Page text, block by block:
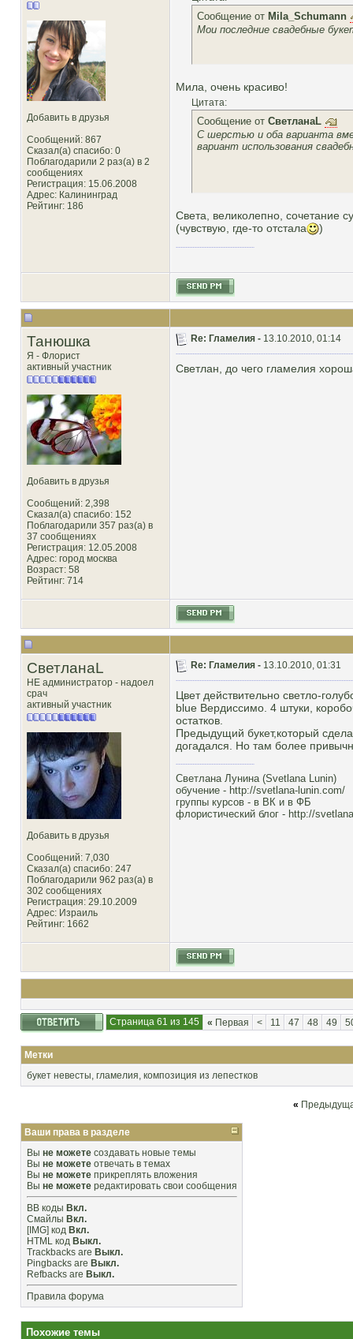
Добавить в друзья
Сообщений: 867
Сказал(а) спасибо: 0
Поблагодарили 2 раз(а) в 2
сообщениях
Регистрация: 15.06.2008
Адрес: Калининград
Рейтинг: 186
Сообщение от Mila_Schumann
Мои последние свадебные
Мила, очень красиво!
Цитата:
Сообщение от СветланаL
С шерстью и оба варианта
вариант использования
Света, великолепно, сочетание
(чувствую, где-то отстала
)
Танюшка
Я - Флорист
активный участник
Добавить в друзья
Сообщений: 2,398
Сказал(а) спасибо: 152
Поблагодарили 357 раз(а) в
37 сообщениях
Регистрация: 12.05.2008
Адрес: город москва
Возраст: 58
Рейтинг: 714
Re: Гламелия - 13.10.2010, 01:14
Светлан, до чего гламелия
СветланаL
НЕ администратор - надоел
срач
активный участник
Добавить в друзья
Сообщений: 7,030
Сказал(а) спасибо: 247
Поблагодарили 962 раз(а) в
302 сообщениях
Регистрация: 29.10.2009
Адрес: Израиль
Рейтинг: 1662
Re: Гламелия - 13.10.2010, 01:31
Цвет действительно светло-
blue Вердиссимо. 4 штуки,
остатков.
Предыдущий букет,который
догадался. Но там более
Светлана Лунина (Svetlana Lunin)
обучение - http://svetlana-lunin.com/
группы курсов - в ВК и в ФБ
флористический блог - http://
Страница 61 из 145 « Первая < 11 47 48 49
Метки
букет невесты, гламелия, композиция из лепестков
«
Ваши права в разделе
Вы не можете создавать новые темы
Вы не можете отвечать в темах
Вы не можете прикреплять вложения
Вы не можете редактировать свои сообщения
BB коды Вкл.
Смайлы Вкл.
[IMG] код Вкл.
HTML код Выкл.
Trackbacks are Выкл.
Pingbacks are Выкл.
Refbacks are Выкл.
Правила форума
Похожие темы